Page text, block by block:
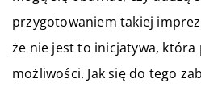
przygotowaniem takiej
że nie jest to inicjatywa, która
możliwości. Jak się do tego